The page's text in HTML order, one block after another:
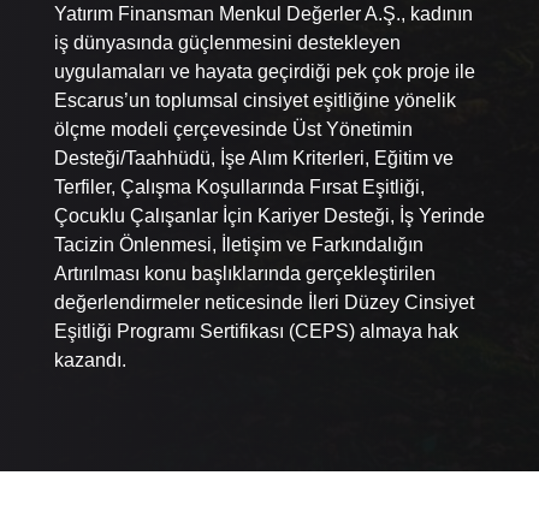
Yatırım Finansman Menkul Değerler A.Ş., kadının
iş dünyasında güçlenmesini destekleyen
uygulamaları ve hayata geçirdiği pek çok proje ile
Escarus’un toplumsal cinsiyet eşitliğine yönelik
ölçme modeli çerçevesinde Üst Yönetimin
Desteği/Taahhüdü, İşe Alım Kriterleri, Eğitim ve
Terfiler, Çalışma Koşullarında Fırsat Eşitliği,
Çocuklu Çalışanlar İçin Kariyer Desteği, İş Yerinde
Tacizin Önlenmesi, İletişim ve Farkındalığın
Artırılması konu başlıklarında gerçekleştirilen
değerlendirmeler neticesinde İleri Düzey Cinsiyet
Eşitliği Programı Sertifikası (CEPS) almaya hak
kazandı.